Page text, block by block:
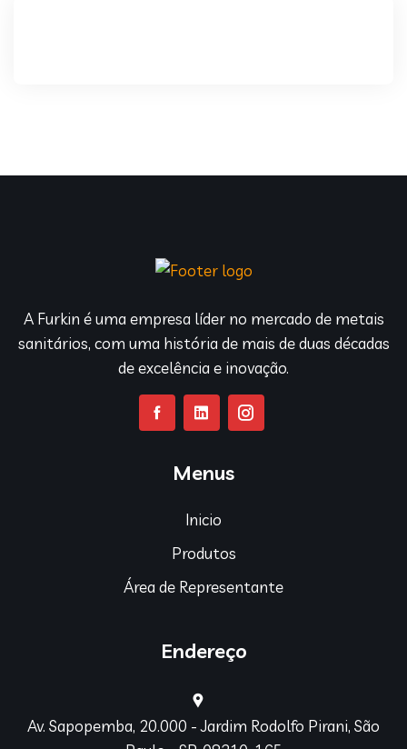
A Furkin é uma empresa líder no mercado de metais
sanitários, com uma história de mais de duas décadas
de excelência e inovação.
Menus
Inicio
Produtos
Área de Representante
Endereço
Av. Sapopemba, 20.000 - Jardim Rodolfo Pirani, São